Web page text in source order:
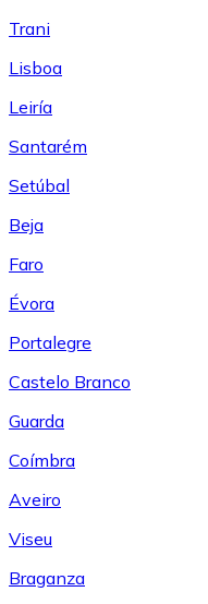
Trani
Lisboa
Leiría
Santarém
Setúbal
Beja
Faro
Évora
Portalegre
Castelo Branco
Guarda
Coímbra
Aveiro
Viseu
Braganza